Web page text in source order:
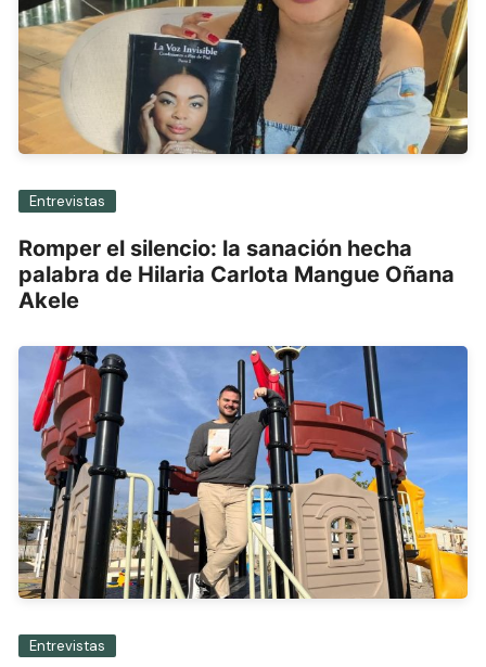
Entrevistas
Romper el silencio: la sanación hecha
palabra de Hilaria Carlota Mangue Oñana
Akele
Entrevistas